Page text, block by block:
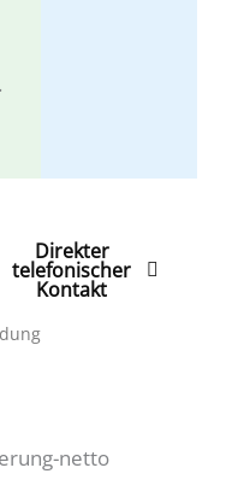
Direkter
telefonischer
Kontakt